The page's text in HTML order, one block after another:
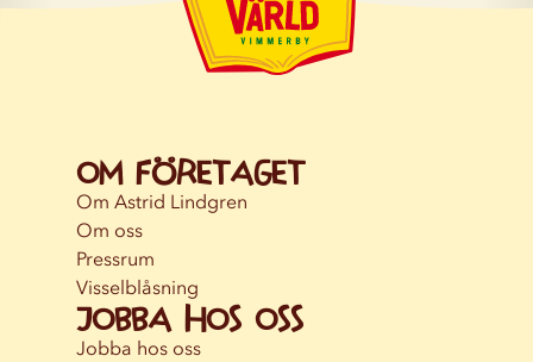
Om företaget
Om Astrid Lindgren
Om oss
Pressrum
Visselblåsning
Jobba hos oss
Jobba hos oss